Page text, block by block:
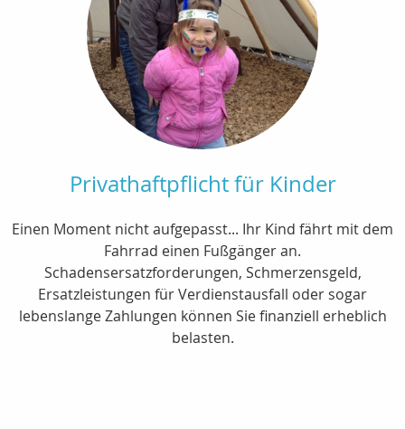
Privathaftpflicht für Kinder
Einen Moment nicht aufgepasst... Ihr Kind fährt mit dem
Fahrrad einen Fußgänger an.
Schadensersatzforderungen, Schmerzensgeld,
Ersatzleistungen für Verdienstausfall oder sogar
lebenslange Zahlungen können Sie finanziell erheblich
belasten.